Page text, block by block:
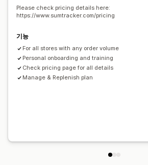
알림 및 분석
재입고 알림 제품 보충 알림 재고 부족 알림
기준값 도달 경고
Please check pricing details here:
https://www.sumtracker.com/pricing
기능
For all stores with any order volume
Personal onboarding and training
Check pricing page for all details
Manage & Replenish plan